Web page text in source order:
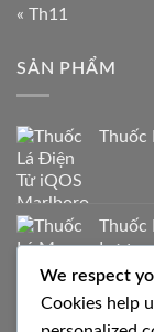
« Th11
SẢN PHẨM
Thuốc
Thuốc
Lượng
We respect
Cookies help